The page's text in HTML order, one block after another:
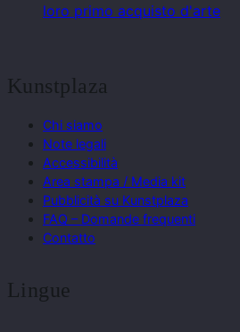
loro primo acquisto d'arte
Kunstplaza
Chi siamo
Note legali
Accessibilità
Area stampa / Media kit
Pubblicità su Kunstplaza
FAQ – Domande frequenti
Contatto
Lingue